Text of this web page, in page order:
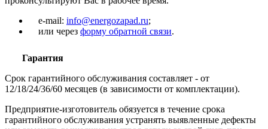
e-mail: info@energozapad.ru;
или через форму обратной связи.
Гарантия
Срок гарантийного обслуживания составляет - от
12/18/24/36/60 месяцев (в зависимости от комплектации).
Предприятие-изготовитель обязуется в течение срока
гарантийного обслуживания устранять выявленные дефекты